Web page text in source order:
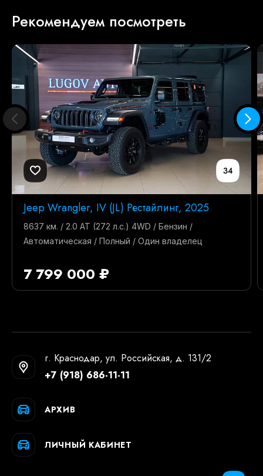
Рекомендуем посмотреть
34
Jeep Wrangler, IV (JL) Рестайлинг, 2025
8637 км. / 2.0 AT (272 л.с.) 4WD / Бензин /
Автоматическая / Полный / Один владелец
7 799 000 ₽
г. Краснодар, ул. Российская, д. 131/2
+7 (918) 686-11-11
АРХИВ
ЛИЧНЫЙ КАБИНЕТ